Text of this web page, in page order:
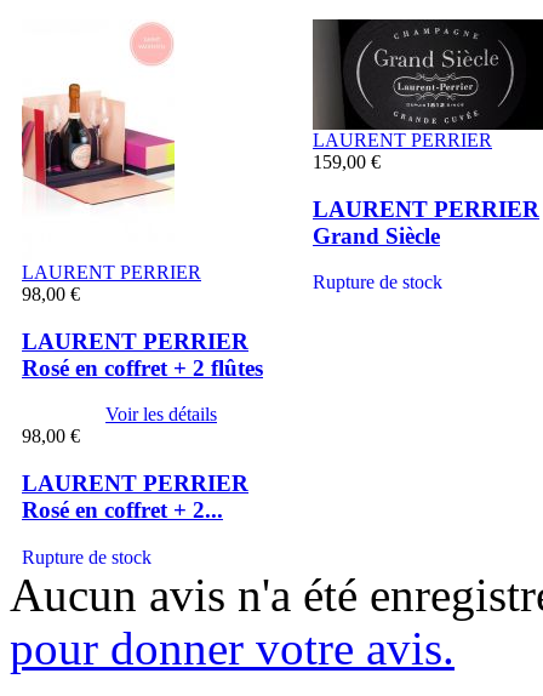
LAURENT PERRIER
98,00 €
LAURENT PERRIER
Rosé en coffret + 2 flûtes
Voir les détails
98,00 €
LAURENT PERRIER
Rosé en coffret + 2...
Rupture de stock
LAURENT PERRIER
159,00 €
LAURENT PERRIER
Grand Siècle
Rupture de stock
Aucun avis n'a été
pour donner votre avis.